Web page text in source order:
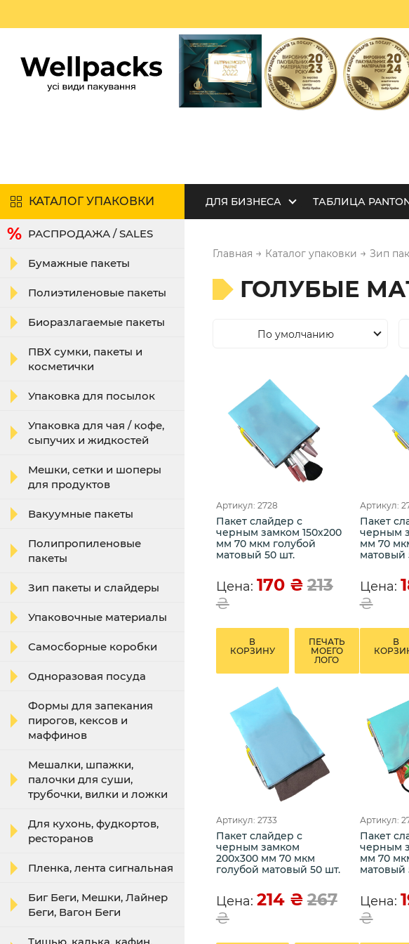
КАТАЛОГ УПАКОВКИ ДЛЯ БИЗНЕСА ТАБЛИЦА
РАСПРОДАЖА / SALES
Бумажные пакеты
Полиэтиленовые пакеты
Биоразлагаемые пакеты
ПВХ сумки, пакеты и
косметички
Упаковка для посылок
Упаковка для чая / кофе,
сыпучих и жидкостей
Мешки, сетки и шоперы
для продуктов
Вакуумные пакеты
Полипропиленовые
пакеты
Зип пакеты и слайдеры
Упаковочные материалы
Самосборные коробки
Одноразовая посуда
Формы для запекания
пирогов, кексов и
маффинов
Мешалки, шпажки,
палочки для суши,
трубочки, вилки и ложки
Для кухонь, фудкортов,
ресторанов
Пленка, лента сигнальная
Биг Беги, Мешки, Лайнер
Беги, Вагон Беги
Главная → Каталог упаковки → Зип
ГОЛУБЫЕ
По умолчанию
Артикул: 2728
Пакет слайдер с
черным замком 150х200
мм 70 мкм голубой
матовый 50 шт.
Цена: 170 ₴ 213
₴
В
КОРЗИНУ
ПЕЧАТЬ
МОЕГО
ЛОГО
Артикул:
Пакет
черным
мм 70
матовый
Цена:
₴
В
Артикул: 2733
Пакет слайдер с
черным замком
200х300 мм 70 мкм
голубой матовый 50 шт.
Цена: 214 ₴ 267
₴
Артикул:
Пакет
черным
мм 70
матовый
Цена:
₴